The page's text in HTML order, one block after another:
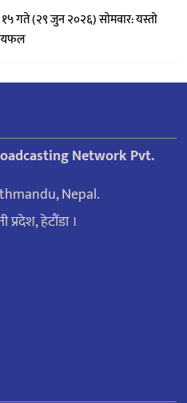
गते (२९ जुन २०२६) साेमवार: यस्तो
Network Pvt.
Nepal.
प्रदेश, हेटौंडा ।